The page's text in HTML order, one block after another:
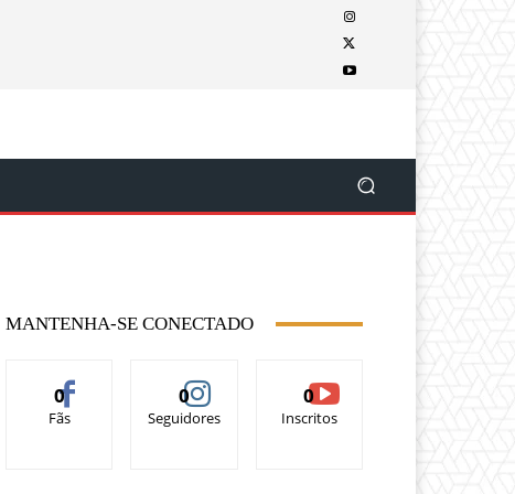
MANTENHA-SE CONECTADO
0
Fãs
0
Seguidores
0
Inscritos